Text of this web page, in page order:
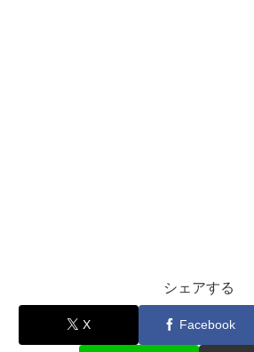
シェアする
X Facebook